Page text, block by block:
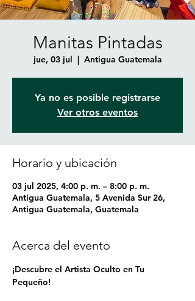
Manitas Pintadas
jue, 03 jul
  |
Antigua Guatemala
Ya no es posible registrarse
Ver otros eventos
Horario y ubicación
03 jul 2025, 4:00 p. m. – 8:00 p. m.
Antigua Guatemala, 5 Avenida Sur 26,
Antigua Guatemala, Guatemala
Acerca del evento
¡Descubre el Artista Oculto en Tu
Pequeño!